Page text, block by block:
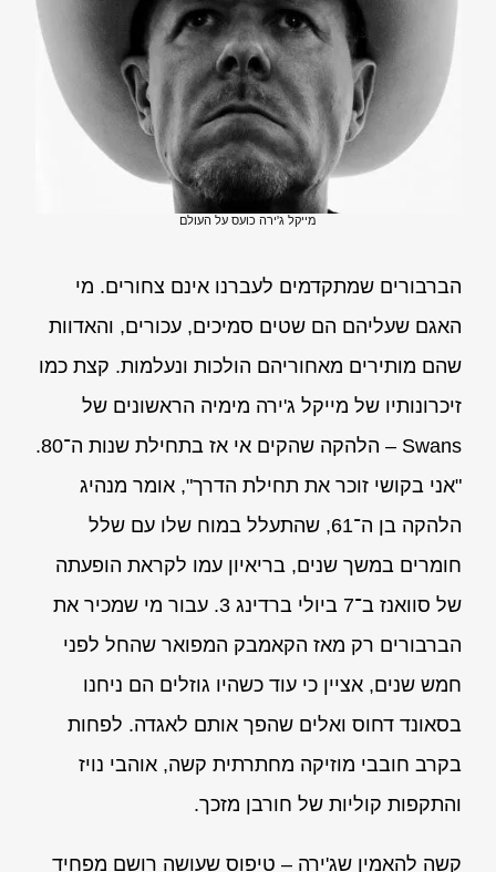
מייקל ג'ירה כועס על העולם
הברבורים שמתקדמים לעברנו אינם צחורים. מי
האגם שעליהם הם שטים סמיכים, עכורים, והאדוות
שהם מותירים מאחוריהם הולכות ונעלמות. קצת כמו
זיכרונותיו של מייקל ג'ירה מימיה הראשונים של
Swans – הלהקה שהקים אי אז בתחילת שנות ה־80.
"אני בקושי זוכר את תחילת הדרך", אומר מנהיג
הלהקה בן ה־61, שהתעלל במוח שלו עם שלל
חומרים במשך שנים, בריאיון עמו לקראת הופעתה
של סוואנז ב־7 ביולי ברדינג 3. עבור מי שמכיר את
הברבורים רק מאז הקאמבק המפואר שהחל לפני
חמש שנים, אציין כי עוד כשהיו גוזלים הם ניחנו
בסאונד דחוס ואלים שהפך אותם לאגדה. לפחות
בקרב חובבי מוזיקה מחתרתית קשה, אוהבי נויז
והתקפות קוליות של חורבן מזכך.
קשה להאמין שג'ירה – טיפוס שעושה רושם מפחיד